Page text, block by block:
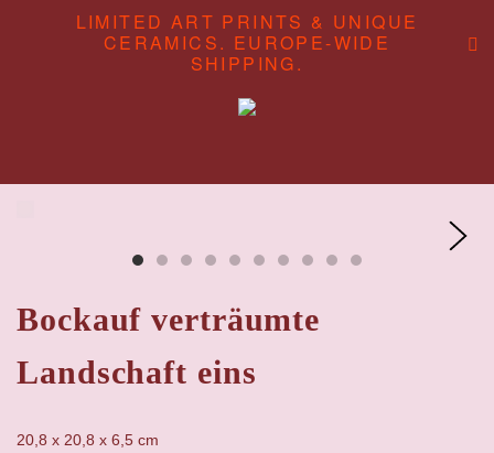
LIMITED ART PRINTS & UNIQUE
CERAMICS. EUROPE-WIDE
SHIPPING.
CONTENT STUDIO
Bockauf verträumte
Landschaft eins
20,8 x 20,8 x 6,5 cm